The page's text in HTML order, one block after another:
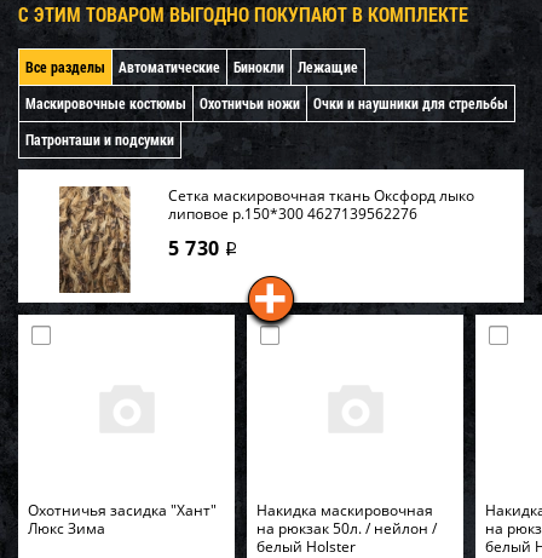
С ЭТИМ ТОВАРОМ ВЫГОДНО ПОКУПАЮТ В КОМПЛЕКТЕ
Все разделы Автоматические Бинокли
Лежащие
Маскировочные костюмы
Охотничьи ножи
Очки и наушники для стрельбы
Патронташи и подсумки
Сетка маскировочная ткань Оксфорд лыко
липовое р.150*300 4627139562276
5 730 i
Охотничья засидка "Хант"
Люкс Зима
Накидка маскировочная
на рюкзак 50л. / нейлон /
белый Holster
на
белый